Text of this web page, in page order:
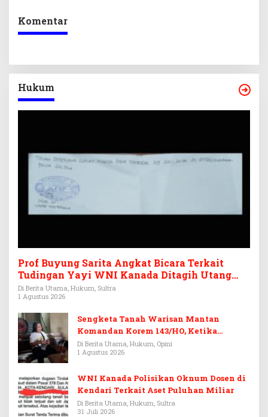
Komentar
Hukum
Prof Buyung Sarita Angkat Bicara Terkait
Tudingan Yayi WNI Kanada Ditagih Utang
Rp3,6 Miliar
Di Berita Utama, Hukum, Sultra
1 Agustus 2026
Sengketa Tanah Warisan Mantan
Komandan Korem 143/HO, Ketika
Warisan Menjadi Arena Pemerasan
Di Berita Utama, Hukum, Opini
1 Agustus 2026
WNI Kanada Polisikan Oknum Dosen di
Kendari Terkait Aset Puluhan Miliar
Di Berita Utama, Hukum, Sultra
31 Juli 2026